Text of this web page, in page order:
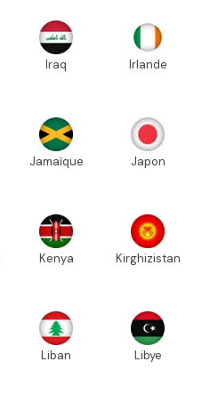
Iraq Irlande
Jamaïque Japon
Kenya Kirghizistan
Liban Libye